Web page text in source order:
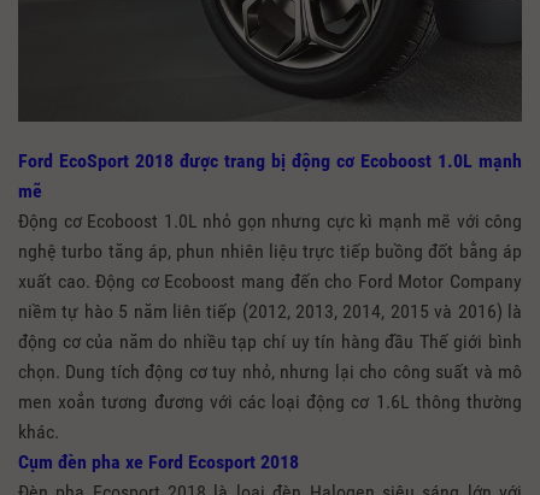
Ford EcoSport 2018 được trang bị động cơ Ecoboost 1.0L mạnh
mẽ
Động cơ Ecoboost 1.0L nhỏ gọn nhưng cực kì mạnh mẽ với công
nghệ turbo tăng áp, phun nhiên liệu trực tiếp buồng đốt bằng áp
xuất cao. Động cơ Ecoboost mang đến cho Ford Motor Company
niềm tự hào 5 năm liên tiếp (2012, 2013, 2014, 2015 và 2016) là
động cơ của năm do nhiều tạp chí uy tín hàng đầu Thế giới bình
chọn. Dung tích động cơ tuy nhỏ, nhưng lại cho công suất và mô
men xoắn tương đương với các loại động cơ 1.6L thông thường
khác.
Cụm đèn pha xe Ford Ecosport 2018